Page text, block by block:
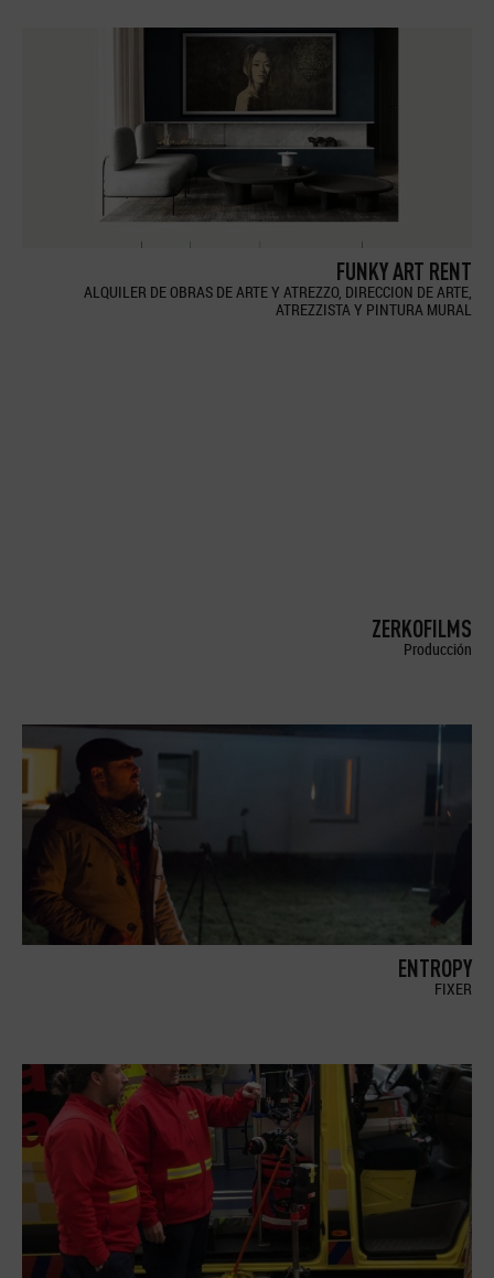
FUNKY ART RENT
ALQUILER DE OBRAS DE ARTE Y ATREZZO, DIRECCION DE ARTE,
ATREZZISTA Y PINTURA MURAL
ZERKOFILMS
Producción
ENTROPY
FIXER